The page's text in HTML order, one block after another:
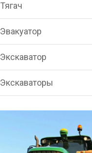
Тягач
Эвакуатор
Экскаватор
Экскаваторы